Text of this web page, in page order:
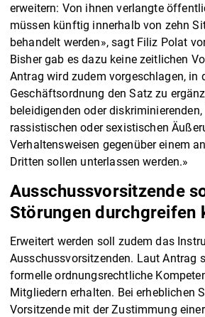
erweitern: Von ihnen verlangte
müssen künftig innerhalb von zehn
behandelt werden», sagt Filiz Polat
Bisher gab es dazu keine zeitlichen
Antrag wird zudem vorgeschlagen, in
Geschäftsordnung den Satz zu
beleidigenden oder
rassistischen oder sexistischen
Verhaltensweisen gegenüber einem
Dritten sollen unterlassen werden.»
Ausschussvorsitzende
Störungen durchgreifen
Erweitert werden soll zudem das
Ausschussvorsitzenden. Laut Antrag
formelle ordnungsrechtliche
Mitgliedern erhalten. Bei erheblichen
Vorsitzende mit der Zustimmung